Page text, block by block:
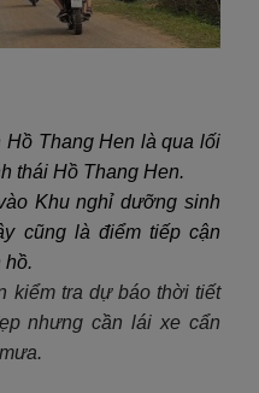
Thang Hen là qua lối
thái Hồ Thang Hen.
Khu nghỉ dưỡng sinh
cũng là điểm tiếp cận
hồ.
kiểm tra dự báo thời tiết
nhưng cần lái xe cẩn